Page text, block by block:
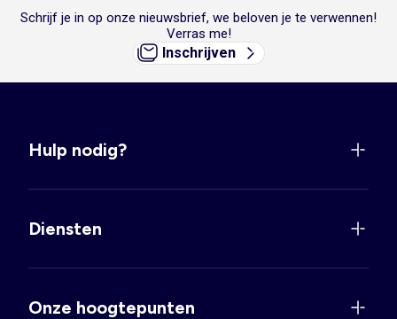
Schrijf je in op onze nieuwsbrief, we beloven je te verwennen!
Verras me!
Inschrijven
Hulp nodig?
Diensten
Onze hoogtepunten